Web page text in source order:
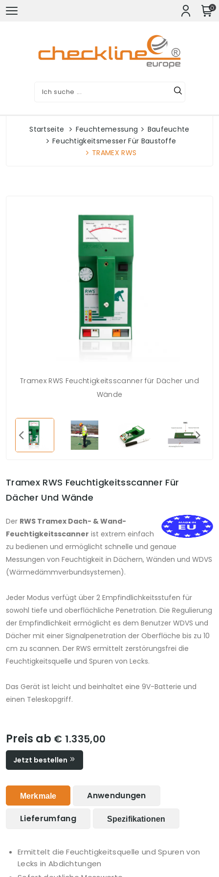
0
Startseite Feuchtemessung
Baufeuchte
Feuchtigkeitsmesser Für Baustoffe
TRAMEX RWS
Tramex RWS Feuchtigkeitsscanner für Dächer und
Wände
Tramex RWS Feuchtigkeitsscanner Für
Dächer Und Wände
Der RWS Tramex Dach- & Wand-
Feuchtigkeitsscanner ist extrem einfach
zu bedienen und ermöglicht schnelle und genaue
Messungen von Feuchtigkeit in Dächern, Wänden und WDVS
(Wärmedämmverbundsystemen).
Jeder Modus verfügt über 2 Empfindlichkeitsstufen für
sowohl tiefe und oberflächliche Penetration. Die Regulierung
der Empfindlichkeit ermöglicht es dem Benutzer WDVS und
Dächer mit einer Signalpenetration der Oberfläche bis zu 10
cm zu scannen. Der RWS ermittelt zerstörungsfrei die
Feuchtigkeitsquelle und Spuren von Lecks.
Das Gerät ist leicht und beinhaltet eine 9V-Batterie und
einen Teleskopgriff.
Preis ab € 1.335,00
Jetzt bestellen
Merkmale Anwendungen
Lieferumfang Spezifikationen
Ermittelt die Feuchtigkeitsquelle und Spuren von
Lecks in Abdichtungen